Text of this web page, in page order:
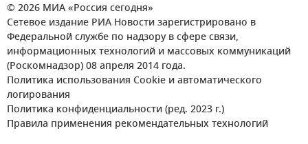
© 2026 МИА «Россия сегодня»
Сетевое издание РИА Новости зарегистрировано в
Федеральной службе по надзору в сфере связи,
информационных технологий и массовых коммуникаций
(Роскомнадзор) 08 апреля 2014 года.
Политика использования Cookie и автоматического
логирования
Политика конфиденциальности (ред. 2023 г.)
Правила применения рекомендательных технологий